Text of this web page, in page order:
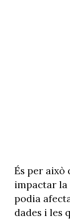
És per això
impactar la
podia
dades i les